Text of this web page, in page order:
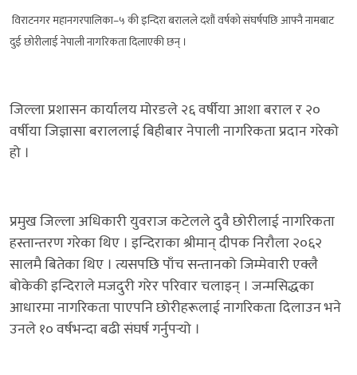
विराटनगर महानगरपालिका–५ की इन्दिरा बरालले दशौं वर्षको संघर्षपछि आफ्नै नामबाट
दुई छोरीलाई नेपाली नागरिकता दिलाएकी छन् ।
जिल्ला प्रशासन कार्यालय मोरङले २६ वर्षीया आशा बराल र २०
वर्षीया जिज्ञासा बराललाई बिहीबार नेपाली नागरिकता प्रदान गरेको
हो ।
प्रमुख जिल्ला अधिकारी युवराज कटेलले दुवै छोरीलाई नागरिकता
हस्तान्तरण गरेका थिए । इन्दिराका श्रीमान् दीपक निरौला २०६२
सालमै बितेका थिए । त्यसपछि पाँच सन्तानको जिम्मेवारी एक्लै
बोकेकी इन्दिराले मजदुरी गरेर परिवार चलाइन् । जन्मसिद्धका
आधारमा नागरिकता पाएपनि छोरीहरूलाई नागरिकता दिलाउन भने
उनले १० वर्षभन्दा बढी संघर्ष गर्नुपर्‍यो ।